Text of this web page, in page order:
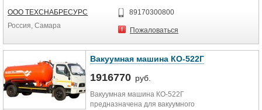
ООО ТЕХСНАБРЕСУРС
Россия, Самара
89170300800
Пожаловаться
Вакуумная машина КО-522Г
1916770 руб.
Вакуумная машина КО-522Г
предназначена для вакуумного